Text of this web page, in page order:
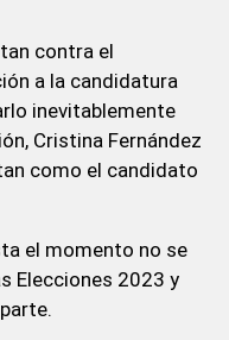
contra el
a la candidatura
inevitablemente
Cristina Fernández
como el candidato
el momento no se
Elecciones 2023 y